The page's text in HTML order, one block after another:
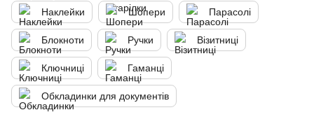
Наклейки Шопери Парасолі
Блокноти Ручки Візитниці
Ключниці Гаманці
Обкладинки для документів